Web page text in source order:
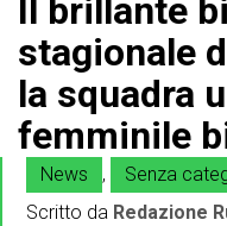
Il brillante
stagionale
la squadra
femminile
News ,
Senza
Scritto da Redazione